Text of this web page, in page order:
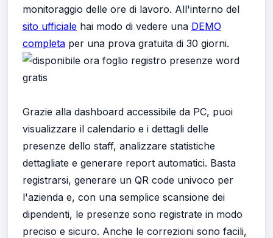
monitoraggio delle ore di lavoro. All'interno del
sito ufficiale hai modo di vedere una DEMO
completa per una prova gratuita di 30 giorni.
Grazie alla dashboard accessibile da PC, puoi
visualizzare il calendario e i dettagli delle
presenze dello staff, analizzare statistiche
dettagliate e generare report automatici. Basta
registrarsi, generare un QR code univoco per
l'azienda e, con una semplice scansione dei
dipendenti, le presenze sono registrate in modo
preciso e sicuro. Anche le correzioni sono facili,